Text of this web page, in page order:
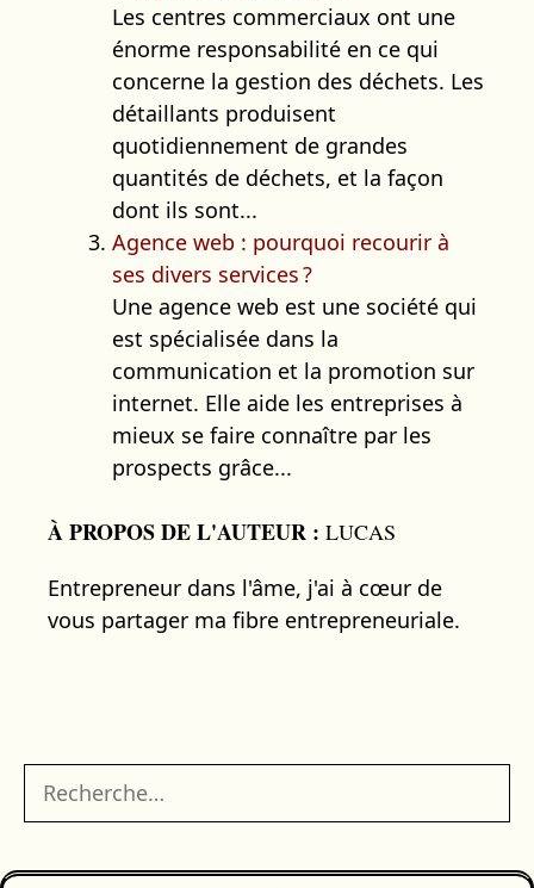
Les centres commerciaux ont une
énorme responsabilité en ce qui
concerne la gestion des déchets. Les
détaillants produisent
quotidiennement de grandes
quantités de déchets, et la façon
dont ils sont...
Agence web : pourquoi recourir à
ses divers services ?
Une agence web est une société qui
est spécialisée dans la
communication et la promotion sur
internet. Elle aide les entreprises à
mieux se faire connaître par les
prospects grâce...
À PROPOS DE L'AUTEUR : LUCAS
Entrepreneur dans l'âme, j'ai à cœur de
vous partager ma fibre entrepreneuriale.
Rechercher :